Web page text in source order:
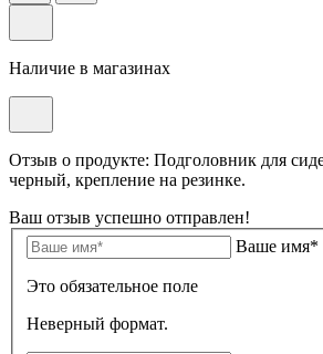
Наличие в магазинах
Отзыв о продукте: Подголовник для
черный, крепление на резинке.
Ваш отзыв успешно отправлен!
Ваше имя*
Это обязательное поле
Неверный формат.